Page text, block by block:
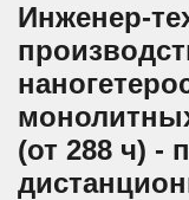
Инженер-
(от 288 ч) -